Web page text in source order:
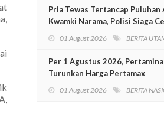
Pria Tewas Tertancap Puluhan
Kwamki Narama, Polisi Siaga
01 August 2026 BERITA
Per 1 Agustus 2026,
Turunkan Harga Pertamax
01 August 2026 BERITA